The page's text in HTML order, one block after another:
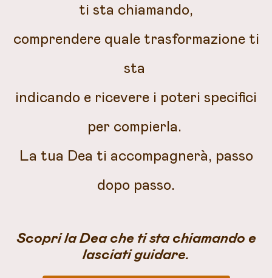
ti sta chiamando,
comprendere quale trasformazione ti
sta
indicando e ricevere i poteri specifici
per compierla.
La tua Dea ti accompagnerà, passo
dopo passo.
Scopri la Dea che ti sta chiamando e
lasciati guidare.